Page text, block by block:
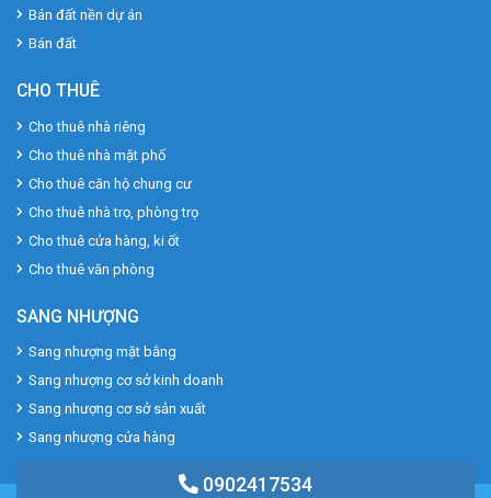
0902417534
Bán đất nền dự án
Bán đất
CHO THUÊ
Cho thuê nhà riêng
Cho thuê nhà mặt phố
Cho thuê căn hộ chung cư
Cho thuê nhà trọ, phòng trọ
Cho thuê cửa hàng, ki ốt
Cho thuê văn phòng
SANG NHƯỢNG
Sang nhượng mặt bằng
Sang nhượng cơ sở kinh doanh
Sang nhượng cơ sở sản xuất
Sang nhượng cửa hàng